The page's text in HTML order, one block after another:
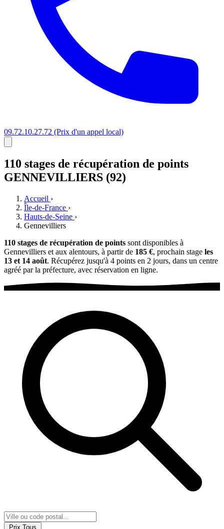
09.72.10.27.72 (Prix d'un appel local)
110 stages de récupération de points
GENNEVILLIERS (92)
Accueil ›
Île-de-France ›
Hauts-de-Seine ›
Gennevilliers
110 stages de récupération de points sont disponibles à
Gennevilliers et aux alentours, à partir de 185 €, prochain stage les
13 et 14 août. Récupérez jusqu'à 4 points en 2 jours, dans un centre
agréé par la préfecture, avec réservation en ligne.
Prix Tous